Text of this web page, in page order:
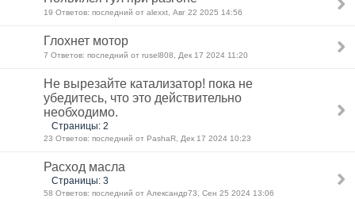
19 Ответов: последний от alexxt, Авг 22 2025 14:56
Глохнет мотор
7 Ответов: последний от rusel808, Дек 17 2024 11:20
Не вырезайте катализатор! пока не
убедитесь, что это действительно
необходимо.
Страницы: 2
23 Ответов: последний от PashaR, Дек 17 2024 10:23
Расход масла
Страницы: 3
58 Ответов: последний от Александр73, Сен 25 2024 13:06